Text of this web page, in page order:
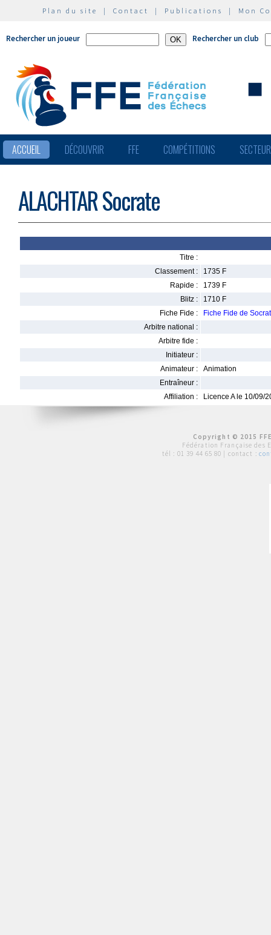
Plan du site | Contact | Publications | Mon
Rechercher un joueur Rechercher un club
ACCUEIL DÉCOUVRIR FFE COMPÉTITIONS
ALACHTAR Socrate
Titre :
Classement :
1735 F
Rapide :
1739 F
Blitz :
1710 F
Fiche Fide :
Fiche Fide de
Arbitre national :
Arbitre fide :
Initiateur :
Animateur :
Animation
Entraîneur :
Affiliation :
Licence A le 10/09/
Copyright © 2015
Fédération Française des
tél : 01 39 44 65 80 | contact :